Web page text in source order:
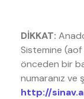
DİKKAT:
Sistemine (aof
önceden bir
numaranız ve
http://